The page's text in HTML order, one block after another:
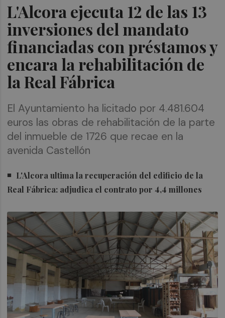
L'Alcora ejecuta 12 de las 13
inversiones del mandato
financiadas con préstamos y
encara la rehabilitación de
la Real Fábrica
El Ayuntamiento ha licitado por 4.481.604
euros las obras de rehabilitación de la parte
del inmueble de 1726 que recae en la
avenida Castellón
L'Alcora ultima la recuperación del edificio de la
Real Fábrica: adjudica el contrato por 4,4 millones